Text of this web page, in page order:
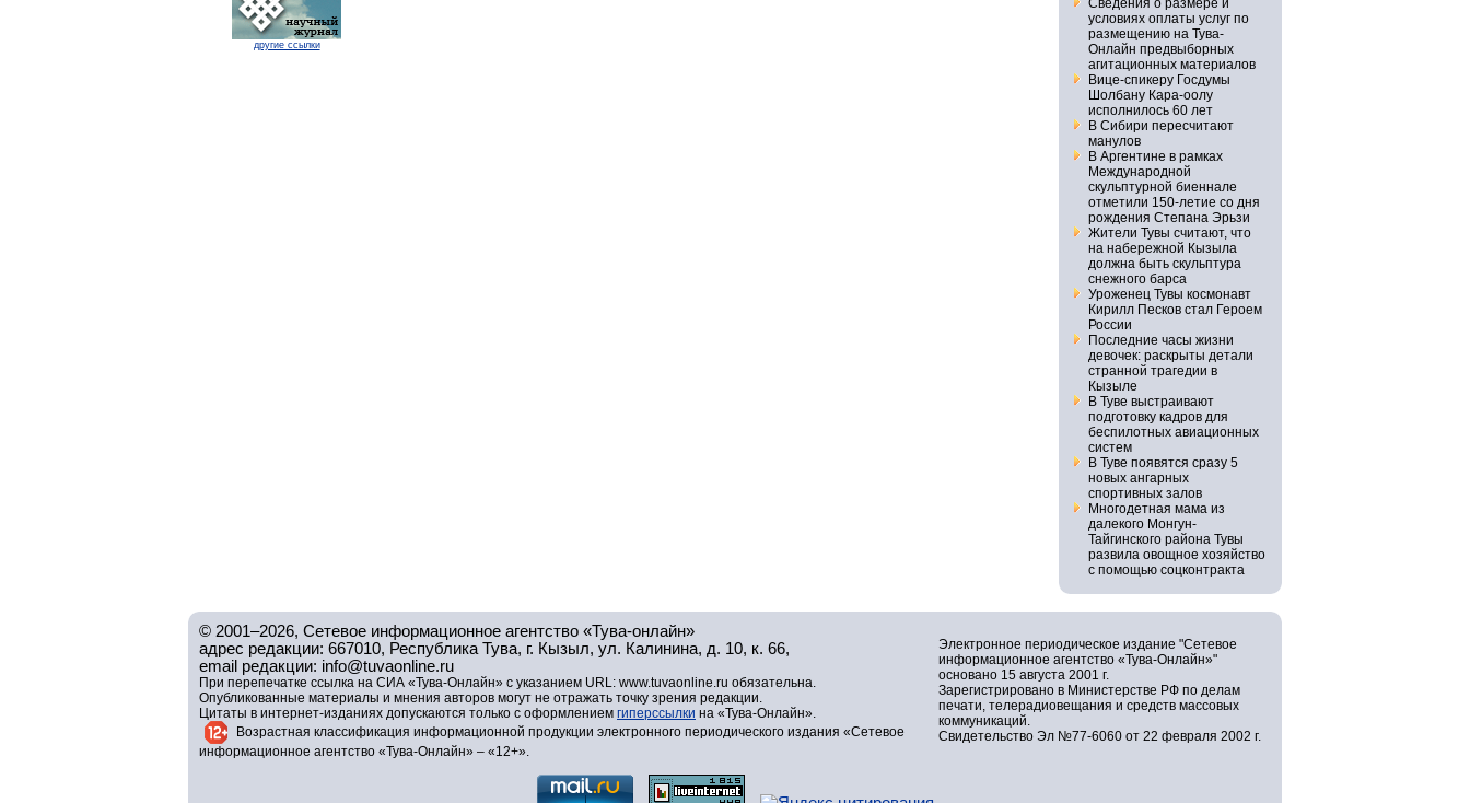
другие ссылки
Сведения о размере и
условиях оплаты услуг по
размещению на Тува-
Онлайн предвыборных
агитационных материалов
Вице-спикеру Госдумы
Шолбану Кара-оолу
исполнилось 60 лет
В Сибири пересчитают
манулов
В Аргентине в рамках
Международной
скульптурной биеннале
отметили 150-летие со дня
рождения Степана Эрьзи
Жители Тувы считают, что
на набережной Кызыла
должна быть скульптура
снежного барса
Уроженец Тувы космонавт
Кирилл Песков стал Героем
России
Последние часы жизни
девочек: раскрыты детали
странной трагедии в
Кызыле
В Туве выстраивают
подготовку кадров для
беспилотных авиационных
систем
В Туве появятся сразу 5
новых ангарных
спортивных залов
Многодетная мама из
далекого Монгун-
Тайгинского района Тувы
развила овощное хозяйство
с помощью соцконтракта
© 2001–2026, Сетевое информационное агентство «Тува-онлайн»
адрес редакции: 667010, Республика Тува, г. Кызыл, ул. Калинина, д. 10, к. 66,
email редакции: info@tuvaonline.ru
При перепечатке ссылка на СИА «Тува-Онлайн» с указанием URL: www.tuvaonline.ru обязательна.
Опубликованные материалы и мнения авторов могут не отражать точку зрения редакции.
Цитаты в интернет-изданиях допускаются только с оформлением гиперссылки на «Тува-Онлайн».
Возрастная классификация информационной продукции электронного периодического издания «Сетевое
информационное агентство «Тува-Онлайн» – «12+».
Электронное периодическое издание "Сетевое
информационное агентство «Тува-Онлайн»"
основано 15 августа 2001 г.
Зарегистрировано в Министерстве РФ по делам
печати, телерадиовещания и средств массовых
коммуникаций.
Свидетельство Эл №77-6060 от 22 февраля 2002 г.